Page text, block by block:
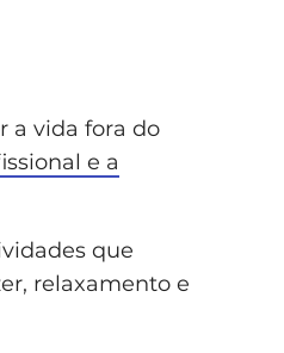
a vida fora do
e a
que
relaxamento e